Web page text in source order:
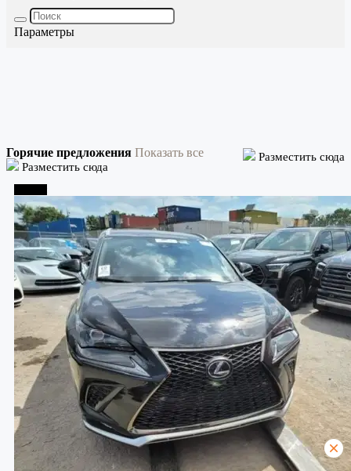
Параметры
Горячие предложения Показать все
Разместить сюда
Разместить сюда